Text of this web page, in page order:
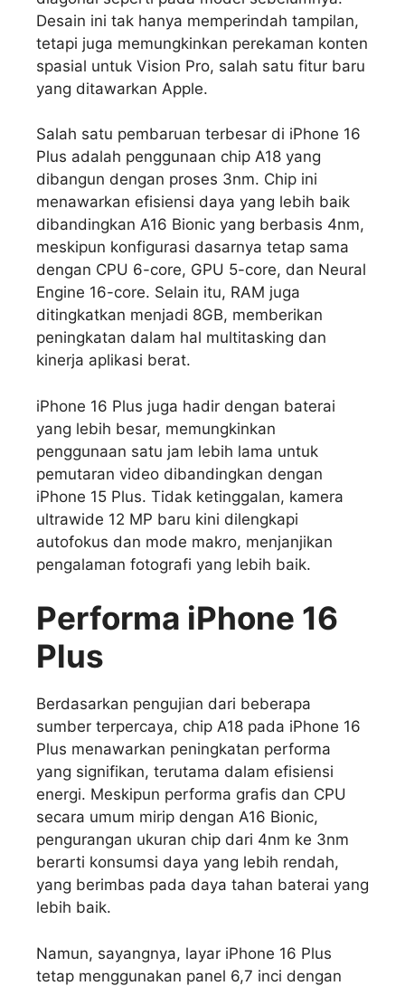
Desain ini tak hanya memperindah tampilan,
tetapi juga memungkinkan perekaman konten
spasial untuk Vision Pro, salah satu fitur baru
yang ditawarkan Apple.
Salah satu pembaruan terbesar di iPhone 16
Plus adalah penggunaan chip A18 yang
dibangun dengan proses 3nm. Chip ini
menawarkan efisiensi daya yang lebih baik
dibandingkan A16 Bionic yang berbasis 4nm,
meskipun konfigurasi dasarnya tetap sama
dengan CPU 6-core, GPU 5-core, dan Neural
Engine 16-core. Selain itu, RAM juga
ditingkatkan menjadi 8GB, memberikan
peningkatan dalam hal multitasking dan
kinerja aplikasi berat.
iPhone 16 Plus juga hadir dengan baterai
yang lebih besar, memungkinkan
penggunaan satu jam lebih lama untuk
pemutaran video dibandingkan dengan
iPhone 15 Plus. Tidak ketinggalan, kamera
ultrawide 12 MP baru kini dilengkapi
autofokus dan mode makro, menjanjikan
pengalaman fotografi yang lebih baik.
Performa iPhone 16
Plus
Berdasarkan pengujian dari beberapa
sumber terpercaya, chip A18 pada iPhone 16
Plus menawarkan peningkatan performa
yang signifikan, terutama dalam efisiensi
energi. Meskipun performa grafis dan CPU
secara umum mirip dengan A16 Bionic,
pengurangan ukuran chip dari 4nm ke 3nm
berarti konsumsi daya yang lebih rendah,
yang berimbas pada daya tahan baterai yang
lebih baik.
Namun, sayangnya, layar iPhone 16 Plus
tetap menggunakan panel 6,7 inci dengan